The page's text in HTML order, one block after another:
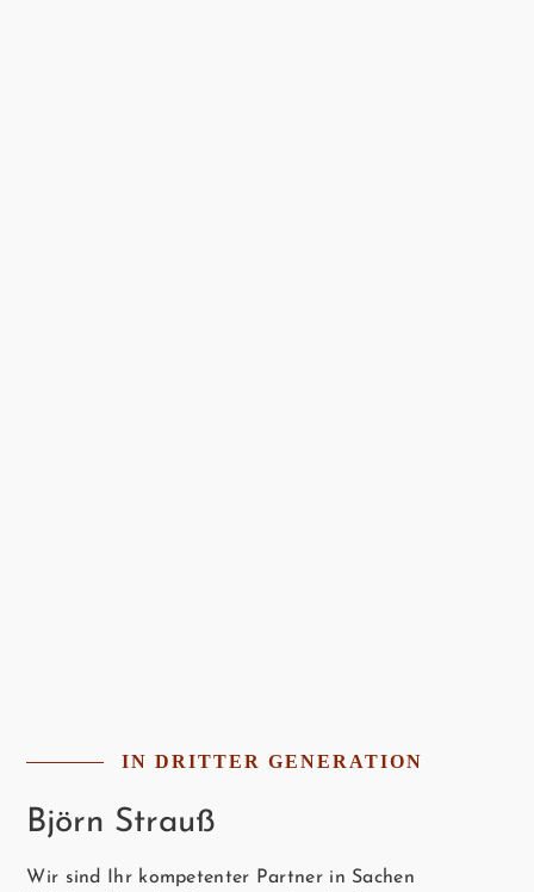
IN DRITTER GENERATION
Björn Strauß
Wir sind Ihr kompetenter Partner in Sachen